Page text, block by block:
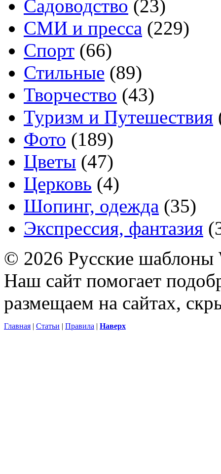
Садоводство (23)
СМИ и пресса (229)
Спорт (66)
Стильные (89)
Творчество (43)
Туризм и Путешествия
Фото (189)
Цветы (47)
Церковь (4)
Шопинг, одежда (35)
Экспрессия, фантазия
© 2026 Русские шаблоны
Наш сайт помогает
размещаем на сайтах,
Главная | Статьи | Правила | Наверх